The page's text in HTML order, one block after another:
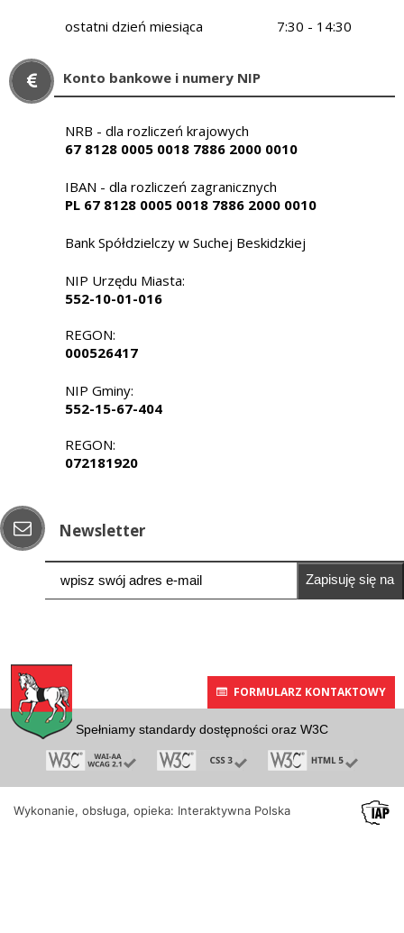
ostatni dzień miesiąca 7:30 - 14:30
Konto bankowe i numery NIP
NRB - dla rozliczeń krajowych
67 8128 0005 0018 7886 2000 0010
IBAN - dla rozliczeń zagranicznych
PL 67 8128 0005 0018 7886 2000 0010
Bank Spółdzielczy w Suchej Beskidzkiej
NIP Urzędu Miasta:
552-10-01-016
REGON:
000526417
NIP Gminy:
552-15-67-404
REGON:
072181920
Newsletter
Zapisuję się na
FORMULARZ KONTAKTOWY
Spełniamy standardy dostępności oraz W3C
Wykonanie, obsługa, opieka: Interaktywna Polska